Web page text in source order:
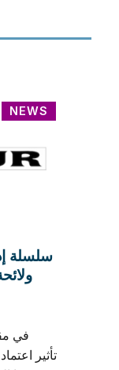
NEWS
سلسلة
في